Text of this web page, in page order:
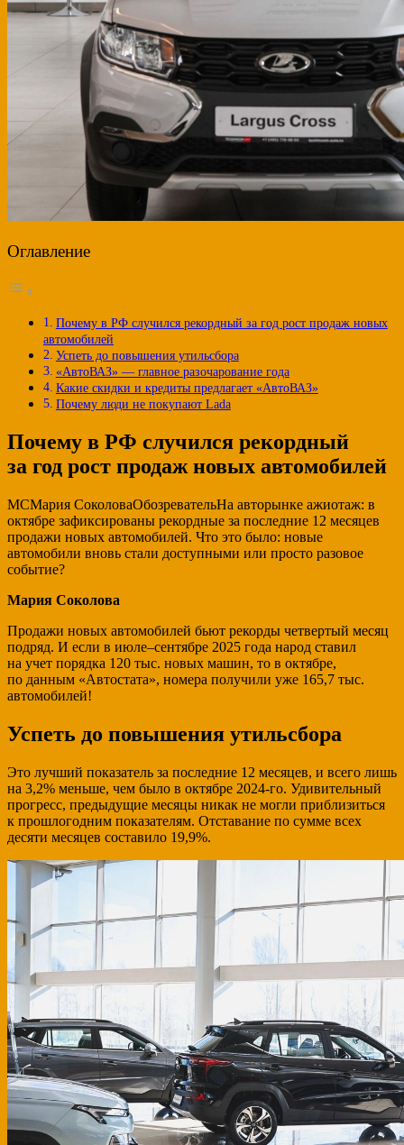
Оглавление
Почему в РФ случился рекордный за год рост продаж новых
автомобилей
Успеть до повышения утильсбора
«АвтоВАЗ» — главное разочарование года
Какие скидки и кредиты предлагает «АвтоВАЗ»
Почему люди не покупают Lada
Почему в РФ случился рекордный
за год рост продаж новых автомобилей
МСМария СоколоваОбозревательНа авторынке ажиотаж: в
октябре зафиксированы рекордные за последние 12 месяцев
продажи новых автомобилей. Что это было: новые
автомобили вновь стали доступными или просто разовое
событие?
Мария Соколова
Продажи новых автомобилей бьют рекорды четвертый месяц
подряд. И если в июле–сентябре 2025 года народ ставил
на учет порядка 120 тыс. новых машин, то в октябре,
по данным «Автостата», номера получили уже 165,7 тыс.
автомобилей!
Успеть до повышения утильсбора
Это лучший показатель за последние 12 месяцев, и всего лишь
на 3,2% меньше, чем было в октябре 2024-го. Удивительный
прогресс, предыдущие месяцы никак не могли приблизиться
к прошлогодним показателям. Отставание по сумме всех
десяти месяцев составило 19,9%.